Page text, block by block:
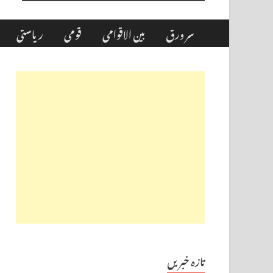
سر ورق بین الاقوامی قومی ریاستی
تازہ خبریں